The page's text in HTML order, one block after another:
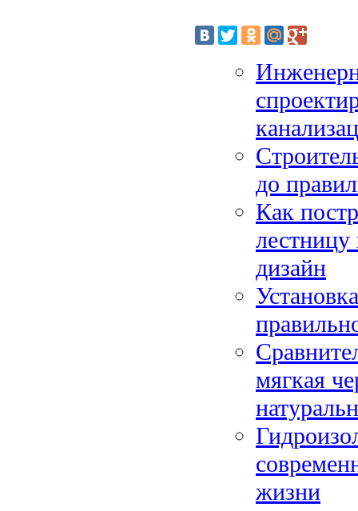
до
Как
лестницу
дизайн
мягкая
жизни